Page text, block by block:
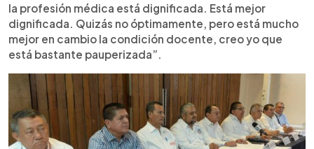
la profesión médica está dignificada. Está mejor
dignificada. Quizás no óptimamente, pero está mucho
mejor en cambio la condición docente, creo yo que
está bastante pauperizada”.